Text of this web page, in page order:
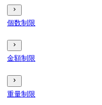
個数制限
金額制限
重量制限